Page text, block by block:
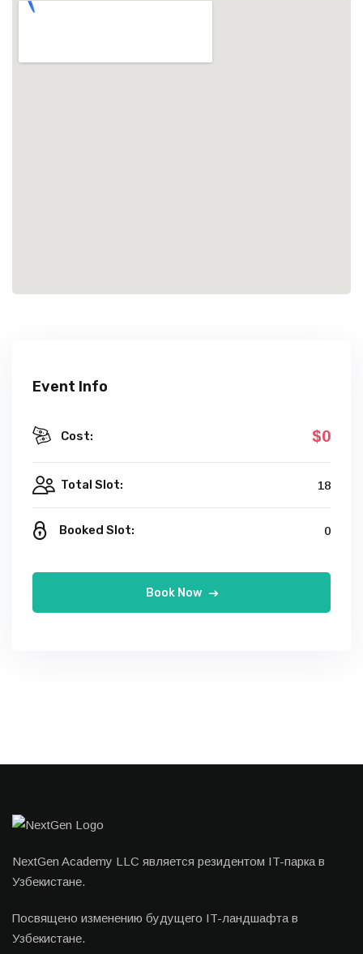
Event Info
Cost: $0
Total Slot: 18
Booked Slot: 0
Book Now
NextGen Academy LLC является резидентом IT-парка в
Узбекистане.
Посвящено изменению будущего IT-ландшафта в
Узбекистане.